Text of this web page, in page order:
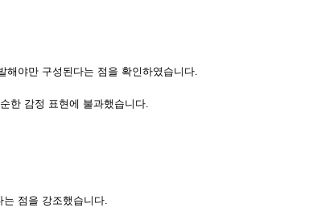
해야만 구성된다는 점을 확인하였습니다.
한 감정 표현에 불과했습니다.
점을 강조했습니다.